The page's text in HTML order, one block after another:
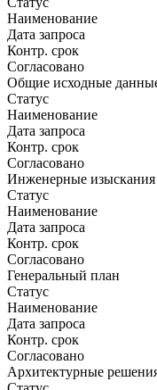
Наименование
Дата запроса
Контр. срок
Согласовано
Общие исходные
Статус
Наименование
Дата запроса
Контр. срок
Согласовано
Инженерные изыскания
Статус
Наименование
Дата запроса
Контр. срок
Согласовано
Генеральный план
Статус
Наименование
Дата запроса
Контр. срок
Согласовано
Архитектурные